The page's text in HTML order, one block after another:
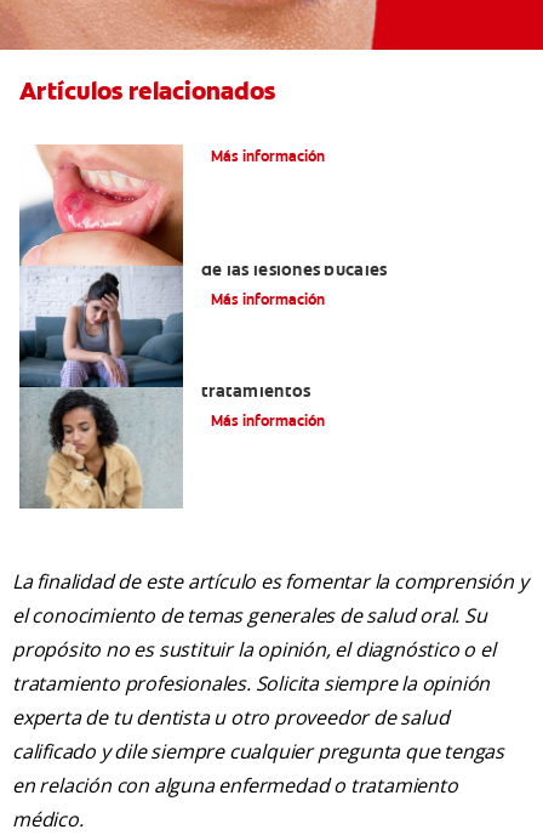
Artículos relacionados
Más información
de las lesiones bucales
Más información
tratamientos
Más información
La finalidad de este artículo es fomentar la comprensión y
el conocimiento de temas generales de salud oral. Su
propósito no es sustituir la opinión, el diagnóstico o el
tratamiento profesionales. Solicita siempre la opinión
experta de tu dentista u otro proveedor de salud
calificado y dile siempre cualquier pregunta que tengas
en relación con alguna enfermedad o tratamiento
médico.